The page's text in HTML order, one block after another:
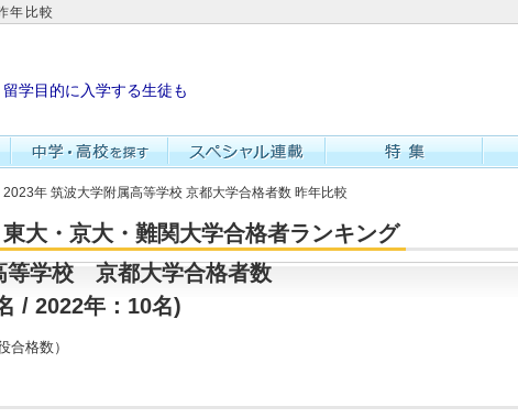
年比較
学目的に入学する生徒も
2023年 筑波大学附属高等学校 京都大学合格者数 昨年比較
大・京大・難関大学合格者ランキング
等学校 京都大学合格者数
/ 2022年：10名)
合格数）